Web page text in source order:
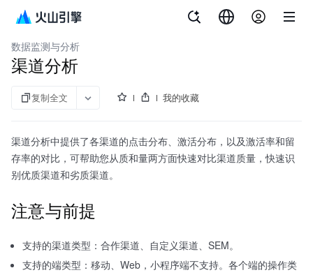
增长分析 DataFinder
数据监测与分析
渠道分析
复制全文 我的收藏
渠道分析中提供了各渠道的点击分布、激活分布，以及激活率和留
存率的对比，可帮助您从质和量两方面快速对比渠道质量，快速识
别优质渠道和劣质渠道。
注意与前提
支持的渠道类型：合作渠道、自定义渠道、SEM。
支持的端类型：移动、Web，小程序端不支持。各个端的操作类